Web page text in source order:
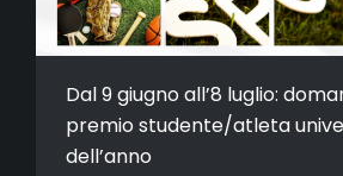
Dal 9 giugno all’8 luglio:
premio studente/atleta
dell’anno